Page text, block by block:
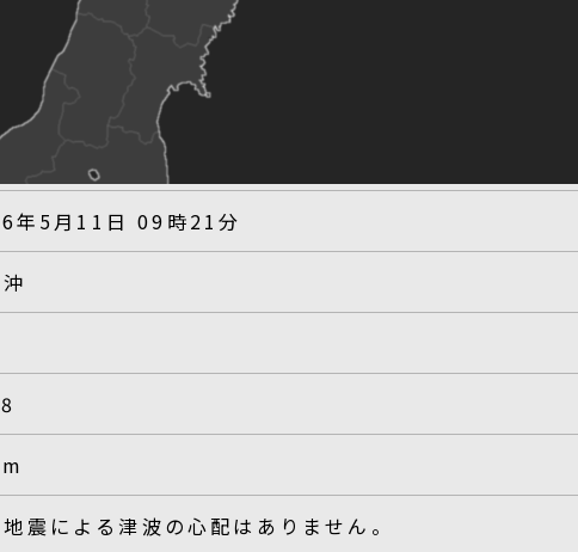
年5月11日 09時21分
震による津波の心配はありません。